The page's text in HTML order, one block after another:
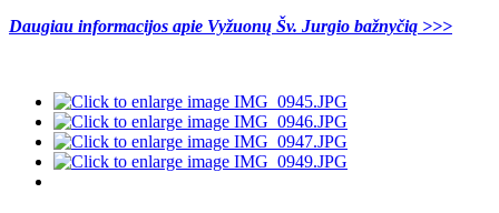
Daugiau informacijos apie Vyžuonų Šv. Jurgio bažnyčią >>>